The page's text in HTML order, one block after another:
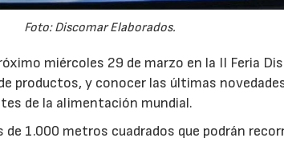
Foto: Discomar Elaborados.
miércoles 29 de marzo en la II Feria
productos, y conocer las últimas
de la alimentación mundial.
1.000 metros cuadrados que podrán